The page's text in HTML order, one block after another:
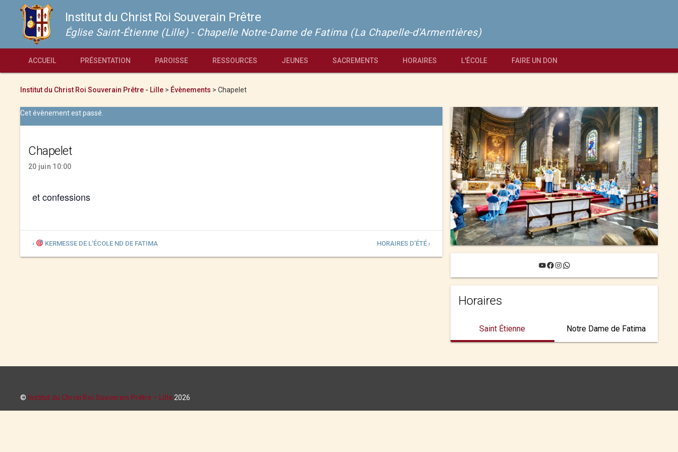
Institut du Christ Roi Souverain Prêtre
Église Saint-Étienne (Lille) - Chapelle Notre-Dame de Fatima (La Chapelle-d'Armentières)
ACCUEIL PRÉSENTATION PAROISSE RESSOURCES JEUNES SACREMENTS HORAIRES L'ÉCOLE FAIRE UN DON
Institut du Christ Roi Souverain Prêtre - Lille > Évènements > Chapelet
Cet évènement est passé.
Chapelet
20 juin 10:00
et confessions
‹ KERMESSE DE L’ÉCOLE ND DE FATIMA HORAIRES D’ÉTÉ ›
YouTube
Facebook
Instagram
WhatsApp
Horaires
Saint Étienne Notre Dame de Fatima
© Institut du Christ Roi Souverain Prêtre – Lille 2026